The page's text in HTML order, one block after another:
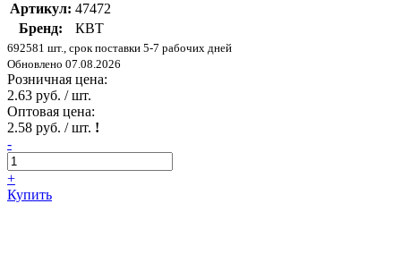
Артикул: 47472
Бренд:
КВТ
692581 шт., срок поставки 5-7 рабочих дней
Обновлено 07.08.2026
Розничная цена:
2.63 руб. / шт.
Оптовая цена:
2.58 руб. / шт. !
-
+
Купить